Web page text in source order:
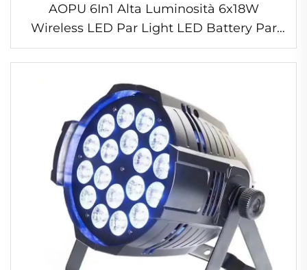
AOPU 6In1 Alta Luminosità 6x18W
Wireless LED Par Light LED Battery Par
Light con Controllo WIFI per Sala da
Pranzo Matrimonio